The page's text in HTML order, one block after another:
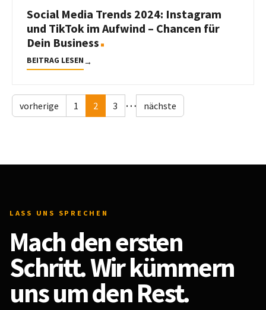
Social Media Trends 2024: Instagram
und TikTok im Aufwind – Chancen für
Dein Business
BEITRAG LESEN→
vorherige 1 2 3 … nächste
LASS UNS SPRECHEN
Mach den ersten
Schritt. Wir kümmern
uns um den Rest.